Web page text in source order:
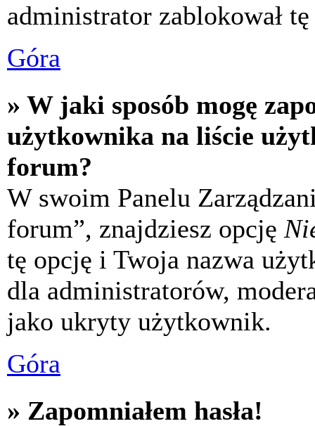
administrator zablokował
Góra
» W jaki sposób mogę
użytkownika na liście
forum?
W swoim Panelu
forum”, znajdziesz opcję
tę opcję i Twoja nazwa
dla administratorów,
jako ukryty użytkownik.
Góra
» Zapomniałem hasła!